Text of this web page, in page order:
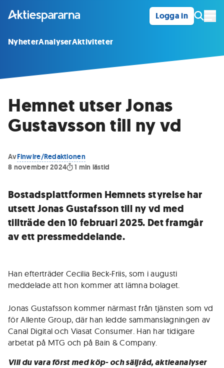
Logga in
NyheterAnalyserAktiviteter
Hemnet utser Jonas
Gustavsson till ny vd
AvFinwire/Redaktionen
8 november 2024
1 min lästid
Bostadsplattformen Hemnets styrelse har
utsett Jonas Gustafsson till ny vd med
tillträde den 10 februari 2025. Det framgår
av ett pressmeddelande.
Han efterträder Cecilia Beck-Friis, som i augusti
meddelade att hon kommer att lämna bolaget.
Jonas Gustafsson kommer närmast från tjänsten som vd
för Allente Group, där han ledde sammanslagningen av
Canal Digital och Viasat Consumer. Han har tidigare
arbetat på MTG och på Bain & Company.
Vill du vara först med köp- och säljråd, aktieanalyser